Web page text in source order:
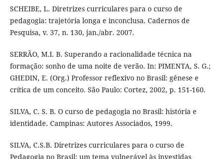
SCHEIBE, L. Diretrizes curriculares para o curso de
pedagogia: trajetória longa e inconclusa. Cadernos de
Pesquisa, v. 37, n. 130, jan./abr. 2007.
SERRÃO, M.I. B. Superando a racionalidade técnica na
formação: sonho de uma noite de verão. In: PIMENTA, S. G.;
GHEDIN, E. (Org.) Professor reflexivo no Brasil: gênese e
crítica de um conceito. São Paulo: Cortez, 2002, p. 151-160.
SILVA, C. S. B. O curso de pedagogia no Brasil: história e
identidade. Campinas: Autores Associados, 1999.
SILVA, C.S.B. Diretrizes curriculares para o curso de
Pedagogia no Brasil: um tema vulnerável às investidas